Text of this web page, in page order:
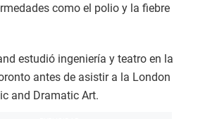
como el polio y la fiebre
estudió ingeniería y teatro en la
antes de asistir a la London
and Dramatic Art.